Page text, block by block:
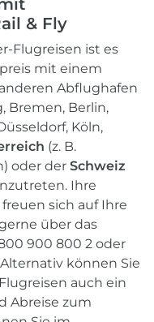
& Fly
Flugreisen ist es
mit einem
Abflughafen
Bremen, Berlin,
Köln,
(z. B.
oder der Schweiz
Ihre
sich auf Ihre
über das
900 800 2 oder
können Sie
auch ein
Abreise zum